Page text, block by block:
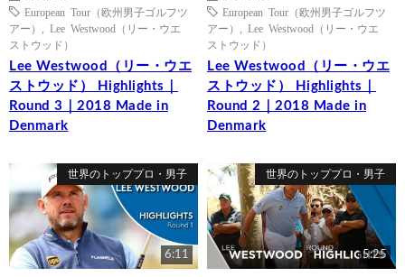
European Tour（欧州男子ゴルフツ
アー）
Lee Westwood（リー・ウエ
ストウッド）
Lee Westwood（リー・ウエ
ストウッド） Highlights｜
Round 3｜2018 Made in
Denmark
European Tour（欧州男子ゴルフツ
アー）
Lee Westwood（リー・ウエ
ストウッド）
Lee Westwood（リー・ウエ
ストウッド） Highlights｜
Round 2｜2018 Made in
Denmark
世界のトッププロ・男子
6:11
世界のトッププロ・男子
5:25